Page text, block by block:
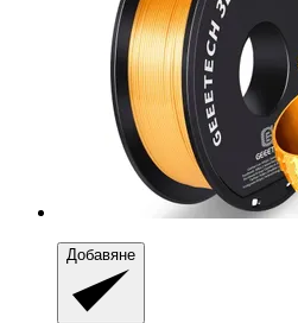
Добавяне